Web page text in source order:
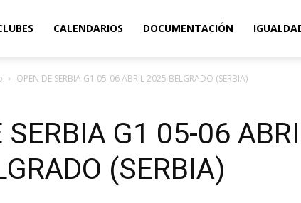
CALENDARIOS DOCUMENTACIÓN
OPEN DE SERBIA G1 05-06 ABRIL 2025 BELGRADO (SERBIA)
SERBIA G1 05-06
(SERBIA)